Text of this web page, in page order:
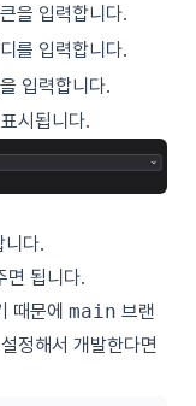
을 입력합니다.
를 입력합니다.
입력합니다.
시됩니다.
니다.
면 됩니다.
때문에 main 브랜
정해서 개발한다면